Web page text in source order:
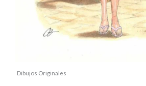
Dibujos Originales